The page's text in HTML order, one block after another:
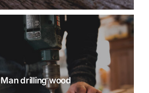
Man drilling wood